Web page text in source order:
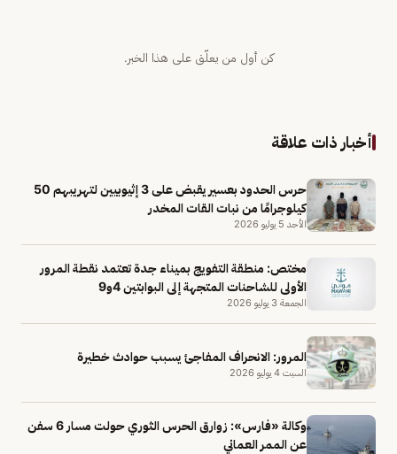
كن أول من يعلّق على هذا الخبر.
أخبار ذات علاقة
حرس الحدود بعسير يقبض على 3 إثيوبيين لتهريبهم 50
كيلوجرامًا من نبات القات المخدر
الأحد 5 يوليو 2026
مختص: منطقة التفويج بميناء جدة تعتمد نقطة المرور
الأولى للشاحنات المتجهة إلى البوابتين 4و9
الجمعة 3 يوليو 2026
المرور: الانحراف المفاجئ يسبب حوادث خطيرة
السبت 4 يوليو 2026
وكالة «فارس»: زوارق الحرس الثوري حولت مسار 6 سفن
عن الممر العماني